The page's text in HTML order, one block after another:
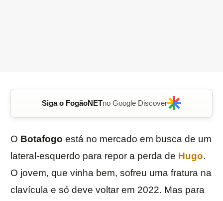
Siga o FogãoNETno Google Discover
O Botafogo está no mercado em busca de um
lateral-esquerdo para repor a perda de Hugo.
O jovem, que vinha bem, sofreu uma fratura na
clavícula e só deve voltar em 2022. Mas para